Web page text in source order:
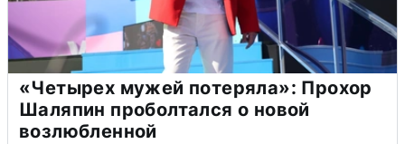
«Четырех мужей потеряла»: Прохор
Шаляпин проболтался о новой
возлюбленной